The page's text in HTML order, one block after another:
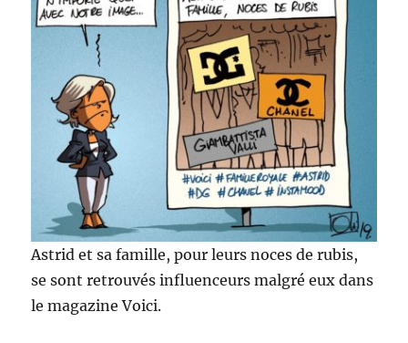
Astrid et sa famille, pour leurs noces de rubis,
se sont retrouvés influenceurs malgré eux dans
le magazine Voici.